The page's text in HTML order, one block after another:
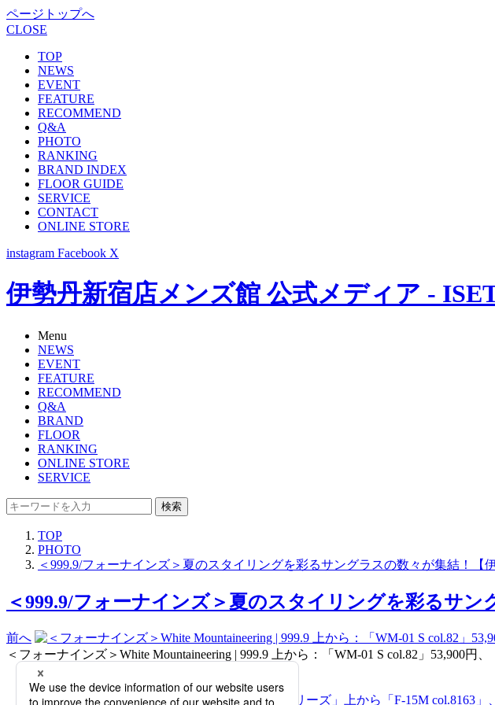
ページトップへ
CLOSE
TOP
NEWS
EVENT
FEATURE
RECOMMEND
Q&A
PHOTO
RANKING
BRAND INDEX
FLOOR GUIDE
SERVICE
CONTACT
ONLINE STORE
instagram Facebook X
伊勢丹新宿店メンズ館 公式メディア -
Menu
NEWS
EVENT
FEATURE
RECOMMEND
Q&A
BRAND
FLOOR
RANKING
ONLINE STORE
SERVICE
検索
TOP
PHOTO
＜999.9/フォーナインズ＞夏のスタイリングを彩るサングラスの数々が集結！【
＜999.9/フォーナインズ＞夏のスタイリングを彩るサ
前へ
＜フォーナインズ＞White Mountaineering | 999.9 上から：「WM-01 S col.82」53,900円、